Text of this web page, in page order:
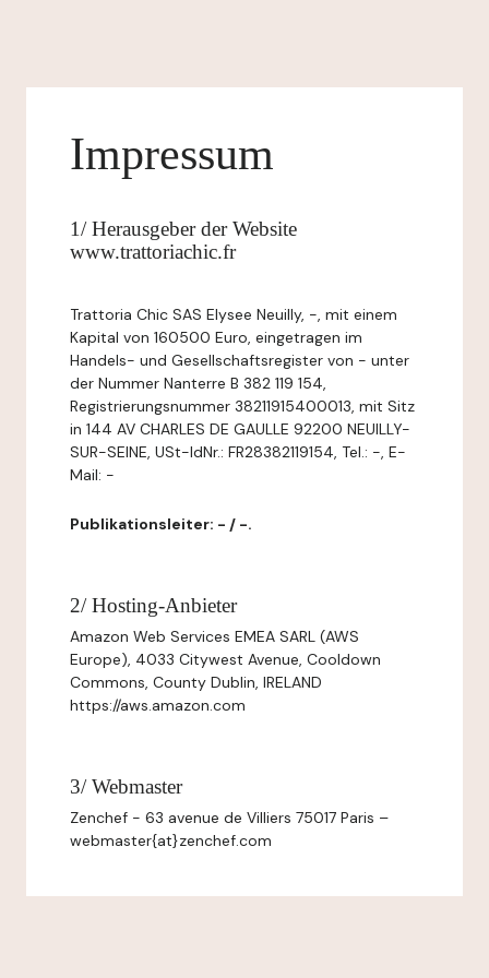
Impressum
1/ Herausgeber der Website
www.trattoriachic.fr
Trattoria Chic SAS Elysee Neuilly, -, mit einem
Kapital von 160500 Euro, eingetragen im
Handels- und Gesellschaftsregister von - unter
der Nummer Nanterre B 382 119 154,
Registrierungsnummer 38211915400013, mit Sitz
in 144 AV CHARLES DE GAULLE 92200 NEUILLY-
SUR-SEINE, USt-IdNr.: FR28382119154, Tel.: -, E-
Mail: -
Publikationsleiter: - / -.
2/ Hosting-Anbieter
Amazon Web Services EMEA SARL (AWS
Europe), 4033 Citywest Avenue, Cooldown
Commons, County Dublin, IRELAND
https://aws.amazon.com
3/ Webmaster
Zenchef - 63 avenue de Villiers 75017 Paris –
webmaster{at}zenchef.com